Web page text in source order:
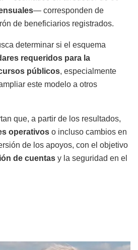
— corresponden de
de beneficiarios registrados.
determinar si el esquema
requeridos para la
públicos, especialmente
este modelo a otros
que, a partir de los resultados,
operativos o incluso cambios en
de los apoyos, con el objetivo
de cuentas y la seguridad en el